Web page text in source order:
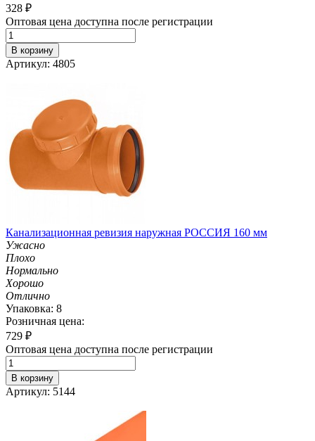
328 ₽
Оптовая цена доступна после регистрации
В корзину
Артикул: 4805
Канализационная ревизия наружная РОССИЯ 160 мм
Ужасно
Плохо
Нормально
Хорошо
Отлично
Упаковка: 8
Розничная цена:
729 ₽
Оптовая цена доступна после регистрации
В корзину
Артикул: 5144